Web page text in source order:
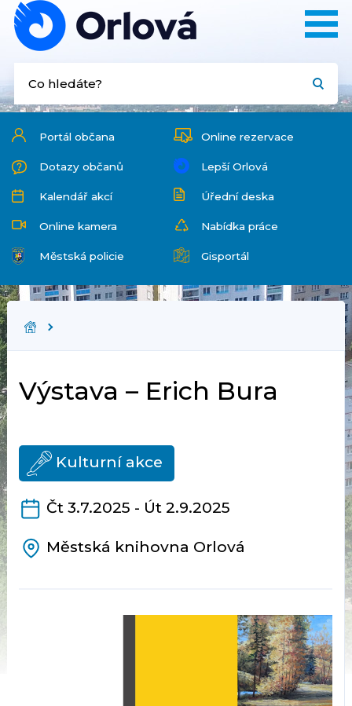
Portál občana Online rezervace
Dotazy občanů Lepší Orlová
Kalendář akcí Úřední deska
Online kamera Nabídka práce
Městská policie Gisportál
Výstava – Erich Bura
Kulturní akce
Čt 3.7.2025 - Út 2.9.2025
Městská knihovna Orlová